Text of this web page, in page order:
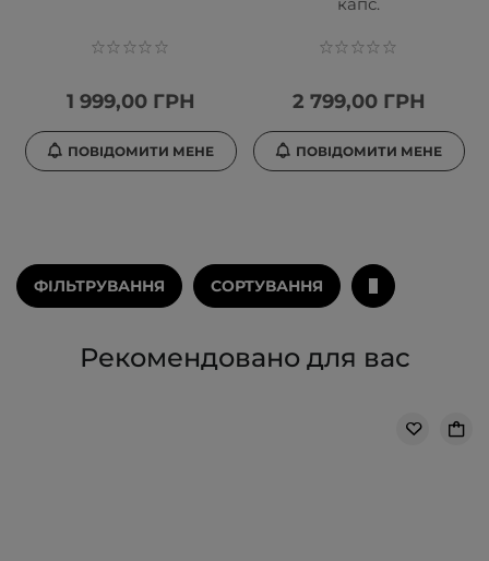
1 999,00 ГРН
ПОВІДОМИТИ МЕНЕ
капс.
2 799,00 ГРН
ПОВІДОМИТИ МЕНЕ
ФІЛЬТРУВАННЯ СОРТУВАННЯ
Рекомендовано для вас